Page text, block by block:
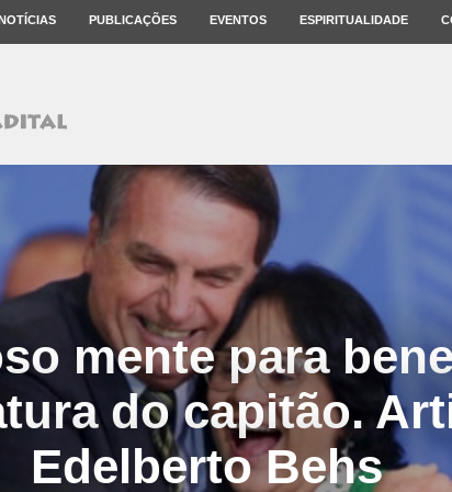
PUBLICAÇÕES EVENTOS ESPIRITUALIDADE
mente para
do capitão.
Edelberto Behs